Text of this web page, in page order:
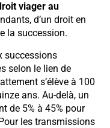
viager au
d’un droit en
la succession.
successions
selon le lien de
s’élève à 100
ans. Au-delà, un
de 5% à 45% pour
les transmissions